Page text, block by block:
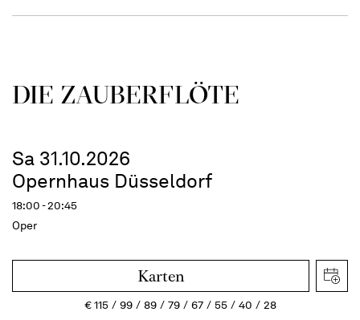
DIE ZAUBER­FLÖTE
Sa 31.10.2026
Opernhaus Düsseldorf
18:00 - 20:45
Oper
Karten
€115 99 89 79 67 55 40 28